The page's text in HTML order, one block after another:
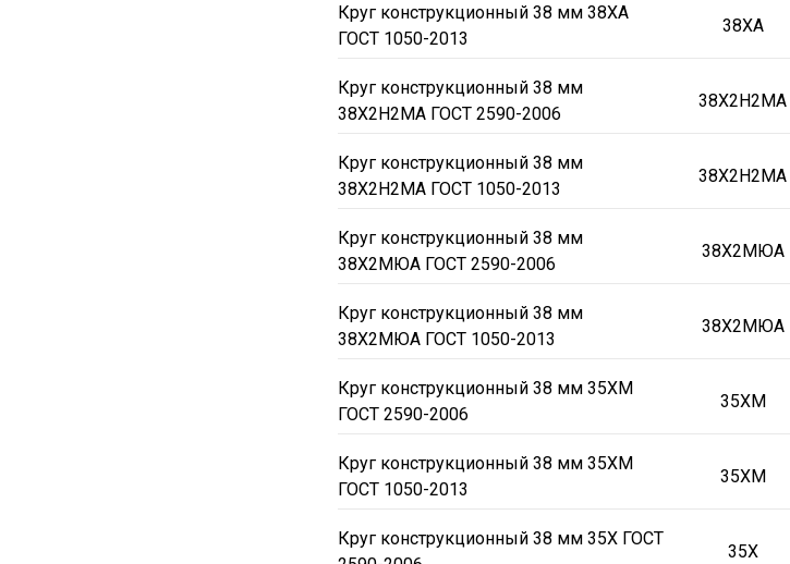
Круг конструкционный 38 мм 38ХА
ГОСТ 1050-2013
38ХА
Круг конструкционный 38 мм
38Х2Н2МА ГОСТ 2590-2006
38Х2Н2МА
Круг конструкционный 38 мм
38Х2Н2МА ГОСТ 1050-2013
38Х2Н2МА
Круг конструкционный 38 мм
38Х2МЮА ГОСТ 2590-2006
38Х2МЮА
Круг конструкционный 38 мм
38Х2МЮА ГОСТ 1050-2013
38Х2МЮА
Круг конструкционный 38 мм 35ХМ
ГОСТ 2590-2006
35ХМ
Круг конструкционный 38 мм 35ХМ
ГОСТ 1050-2013
35ХМ
Круг конструкционный 38 мм 35Х ГОСТ
35Х